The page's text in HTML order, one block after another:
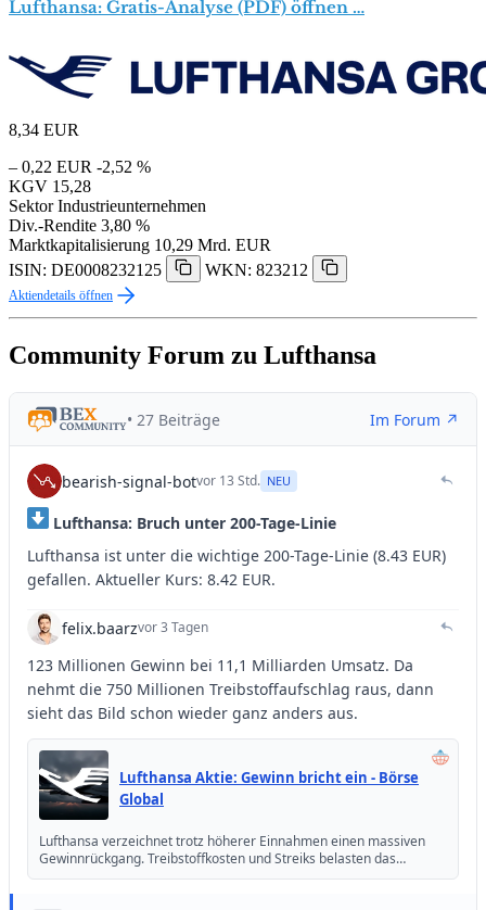
Lufthansa: Gratis-Analyse (PDF) öffnen …
8,34 EUR
– 0,22 EUR -2,52 %
KGV 15,28
Sektor Industrieunternehmen
Div.-Rendite 3,80 %
Marktkapitalisierung 10,29 Mrd. EUR
ISIN: DE0008232125
WKN: 823212
Aktiendetails öffnen
Community Forum zu Lufthansa